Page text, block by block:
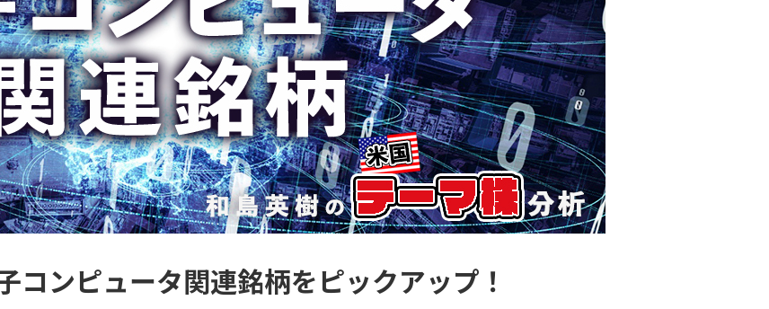
コンピュータ関連銘柄をピックアップ！